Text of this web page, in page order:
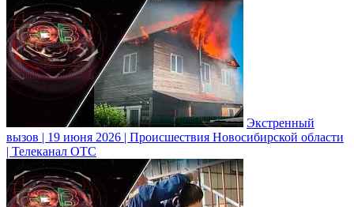
Экстренный
вызов | 19 июня 2026 | Происшествия Новосибирской области
| Телеканал ОТС